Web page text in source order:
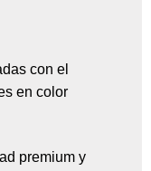
con el
en color
premium y